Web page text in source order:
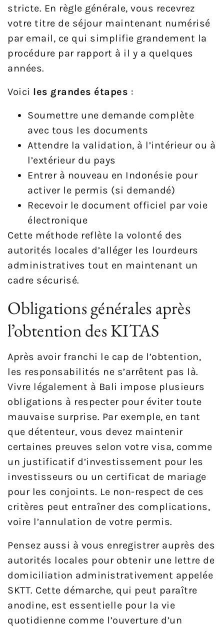
stricte. En règle générale, vous recevrez
votre titre de séjour maintenant numérisé
par email, ce qui simplifie grandement la
procédure par rapport à il y a quelques
années.
Voici les grandes étapes :
Soumettre une demande complète
avec tous les documents
Attendre la validation, à l’intérieur ou à
l’extérieur du pays
Entrer à nouveau en Indonésie pour
activer le permis (si demandé)
Recevoir le document officiel par voie
électronique
Cette méthode reflète la volonté des
autorités locales d’alléger les lourdeurs
administratives tout en maintenant un
cadre sécurisé.
Obligations générales après
l’obtention des KITAS
Après avoir franchi le cap de l’obtention,
les responsabilités ne s’arrêtent pas là.
Vivre légalement à Bali impose plusieurs
obligations à respecter pour éviter toute
mauvaise surprise. Par exemple, en tant
que détenteur, vous devez maintenir
certaines preuves selon votre visa, comme
un justificatif d’investissement pour les
investisseurs ou un certificat de mariage
pour les conjoints. Le non-respect de ces
critères peut entraîner des complications,
voire l’annulation de votre permis.
Pensez aussi à vous enregistrer auprès des
autorités locales pour obtenir une lettre de
domiciliation administrativement appelée
SKTT. Cette démarche, qui peut paraître
anodine, est essentielle pour la vie
quotidienne comme l’ouverture d’un